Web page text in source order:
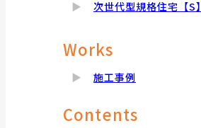
次世代型規格住宅【S】
Works
施工事例
Contents